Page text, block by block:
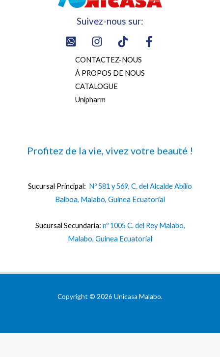
Suivez-nous sur:
CONTACTEZ-NOUS
Á PROPOS DE NOUS
CATALOGUE
Unipharm
Profitez de la vie, vivez votre beauté !
Sucursal Principal: Nº 581 y 569, C. del Alcalde Abilio
Balboa, Malabo, Guinea Ecuatorial
Sucursal Secundaria: nº 1005 C. del Rey Malabo,
Malabo, Guinea Ecuatorial
Copyright © 2026 Unicasa Malabo.